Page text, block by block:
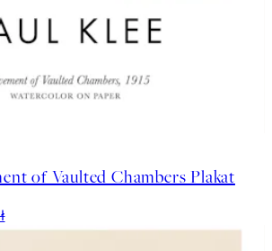
of Vaulted Chambers Plakat